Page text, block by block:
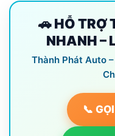
🚗 HỖ TRỢ
NHANH –
Thành Phát Auto
📞